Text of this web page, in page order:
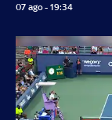
07 ago - 19:34